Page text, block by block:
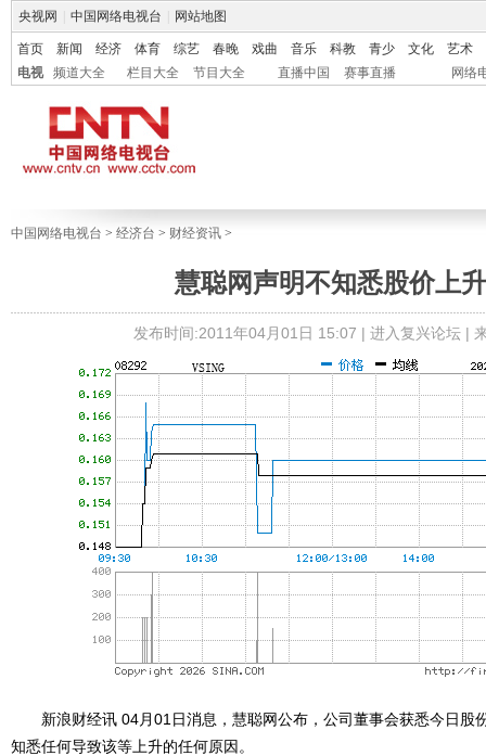
央视网 中国网络电视台 网站地图
首页 新闻 经济 体育 综艺 春晚 戏曲 音乐 科教 青少 文化
艺术
电视
频道大全 栏目大全 节目大全 直播中国 赛事直播 网络
中国网络电视台 > 经济台 > 财经资讯 >
慧聪网声明不知悉股价上
发布时间:2011年04月01日 15:07 | 进入复兴论坛|
新浪财经讯 04月01日消息，慧聪网公布，公司董事会获悉今日股
知悉任何导致该等上升的任何原因。